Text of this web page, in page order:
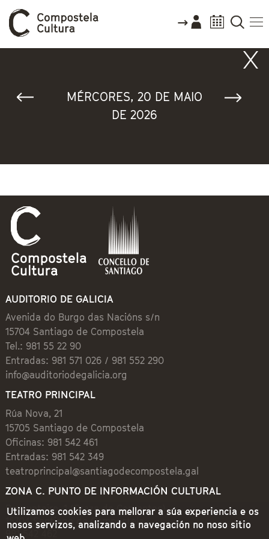
MÉRCORES, 20 DE MAIO
DE 2026
AUDITORIO DE GALICIA
Avenida do Burgo das Nacións s/n
15704 Santiago de Compostela
Tel.: 981 55 22 90
Entradas: 981 571 026 / 981 552 290
info@auditoriodegalicia.org
TEATRO PRINCIPAL
Rúa Nova, 21
15705 Santiago de Compostela
Oficinas: 981 542 461
Entradas: 981 542 349
teatroprincipal@santiagodecompostela.gal
ZONA C. PUNTO DE INFORMACIÓN CULTURAL
Preguntoiro, 1 (Praza de Cervantes)
15704 Santiago de Compostela
981 542 462
Utilizamos cookies para mellorar a súa experiencia e os
nosos servizos, analizando a navegación no noso sitio